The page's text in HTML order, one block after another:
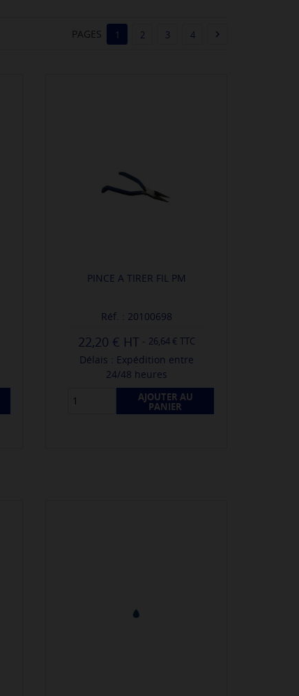
PAGES 1 2 3 4 
PINCE A TIRER FIL PM
Réf. : 20100698
22,20 € - 26,64 € TTC
Délais : Expédition entre
24/48 heures
AJOUTER AU
PANIER